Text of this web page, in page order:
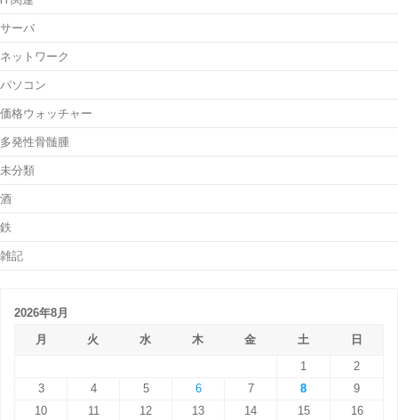
サーバ
ネットワーク
パソコン
価格ウォッチャー
多発性骨髄腫
未分類
酒
鉄
雑記
2026年8月
月
火 水 木 金 土
日
1
2
3
4 5 6 7 8
9
10
11 12 13 14 15 16